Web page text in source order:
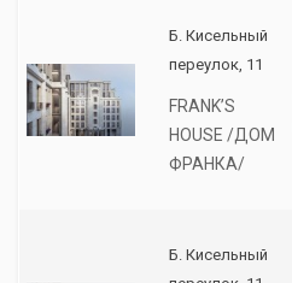
Б. Кисельный
переулок, 11
FRANK’S
HOUSE /ДОМ
ФРАНКА/
Б. Кисельный